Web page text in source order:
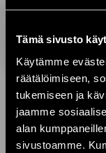
Tämä sivusto
Käytämme
räätälöimiseen,
tukemiseen ja
jaamme
alan
sivustoamme.
varmista
7.8.2026